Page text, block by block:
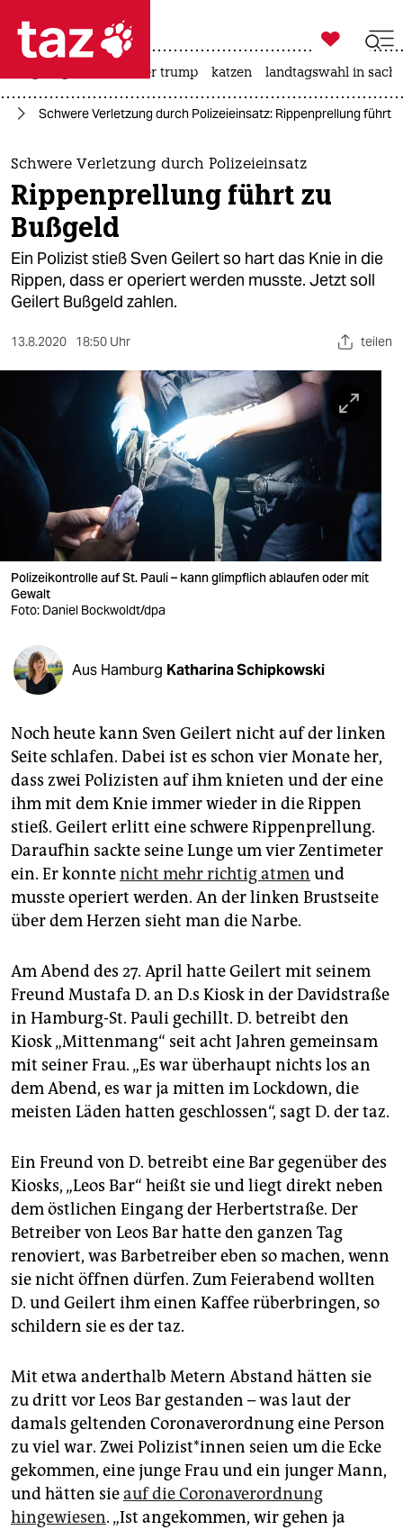
 taz zahl ich
taz zahl ich
themen
politik
öko
gesellschaft
sport
nord
wahrheit
verlag
verlag
veranstaltungen
fragen & hilfe
abo
genossenschaft
epaper login

taz zahl ich
usa unter trump katzen landtagswahl in
Schwere Verletzung durch Polizeieinsatz: Rippenprellung führt
Schwere Verletzung durch Polizeieinsatz
Rippenprellung führt zu
Bußgeld
Ein Polizist stieß Sven Geilert so hart das Knie in die
Rippen, dass er operiert werden musste. Jetzt soll
Geilert Bußgeld zahlen.
13.8.2020 18:50 Uhr teilen
Polizeikontrolle auf St. Pauli – kann glimpflich ablaufen oder mit
Gewalt
Foto: Daniel Bockwoldt/dpa
Aus Hamburg Katharina Schipkowski
Noch heute kann Sven Geilert nicht auf der linken
Seite schlafen. Dabei ist es schon vier Monate her,
dass zwei Polizisten auf ihm knieten und der eine
ihm mit dem Knie immer wieder in die Rippen
stieß. Geilert erlitt eine schwere Rippenprellung.
Daraufhin sackte seine Lunge um vier Zentimeter
ein. Er konntenicht mehr richtig atmen und
musste operiert werden. An der linken Brustseite
über dem Herzen sieht man die Narbe.
Am Abend des 27. April hatte Geilert mit seinem
Freund Mustafa D. an D.s Kiosk in der Davidstraße
in Hamburg-St. Pauli gechillt. D. betreibt den
Kiosk „Mittenmang“ seit acht Jahren gemeinsam
mit seiner Frau. „Es war überhaupt nichts los an
dem Abend, es war ja mitten im Lockdown, die
meisten Läden hatten geschlossen“, sagt D. der taz.
Ein Freund von D. betreibt eine Bar gegenüber des
Kiosks, „Leos Bar“ heißt sie und liegt direkt neben
dem östlichen Eingang der Herbertstraße. Der
Betreiber von Leos Bar hatte den ganzen Tag
renoviert, was Barbetreiber eben so machen, wenn
sie nicht öffnen dürfen. Zum Feierabend wollten
D. und Geilert ihm einen Kaffee rüberbringen, so
schildern sie es der taz.
Mit etwa anderthalb Metern Abstand hätten sie
zu dritt vor Leos Bar gestanden – was laut der
damals geltenden Coronaverordnung eine Person
zu viel war. Zwei Po­li­zis­t*in­nen seien um die Ecke
gekommen, eine junge Frau und ein junger Mann,
und hätten sieauf die Coronaverordnung
hingewiesen. „Ist angekommen, wir gehen ja